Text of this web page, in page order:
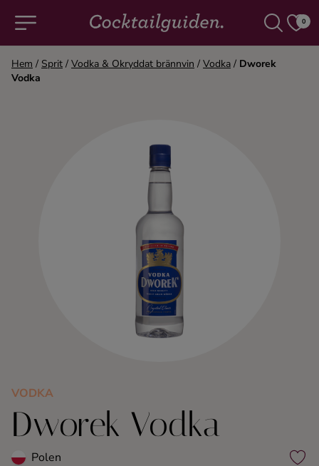
0
Rom
Hem / Sprit / Vodka & Okryddat brännvin / Vodka / Dworek
Vodka
VODKA
Dworek Vodka
Polen